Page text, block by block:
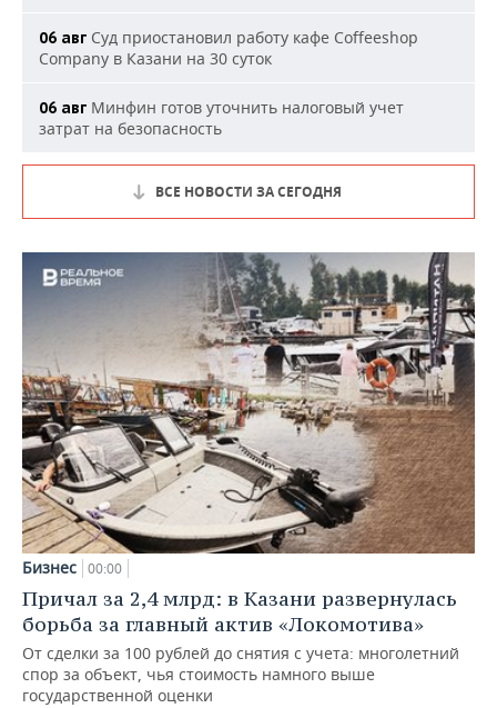
06 авг Суд приостановил работу кафе Coffeeshop
Company в Казани на 30 суток
06 авг Минфин готов уточнить налоговый учет
затрат на безопасность
ВСЕ НОВОСТИ ЗА СЕГОДНЯ
Бизнес 00:00
Причал за 2,4 млрд: в Казани развернулась
борьба за главный актив «Локомотива»
От сделки за 100 рублей до снятия с учета: многолетний
спор за объект, чья стоимость намного выше
государственной оценки